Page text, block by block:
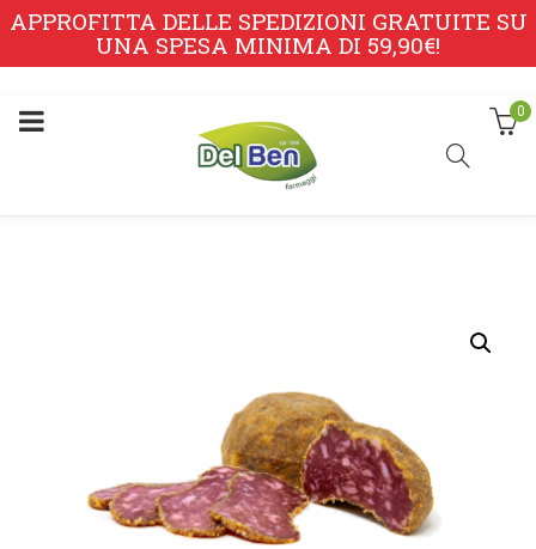
APPROFITTA DELLE SPEDIZIONI GRATUITE SU
UNA SPESA MINIMA DI 59,90€!
0